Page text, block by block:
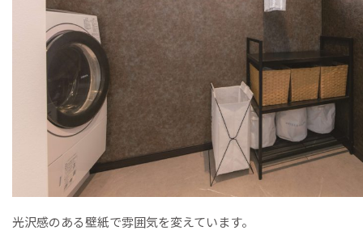
光沢感のある壁紙で雰囲気を変えています。